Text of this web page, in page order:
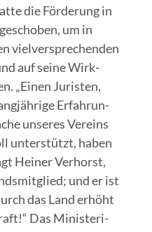
die För­de­rung in
um in
viel­ver­spre­chen­den
auf sei­ne Wirk­
„Einen Juris­ten,
Erfah­run­
unse­res Ver­eins
unter­stützt, haben
Hei­ner Ver­horst,
und er ist
das Land erhöht
Das Minis­te­ri­